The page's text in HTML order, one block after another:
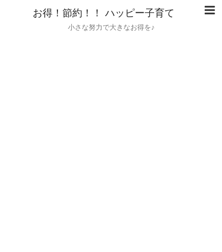
お得！節約！！ ハッピー子育て
小さな努力で大きなお得を♪